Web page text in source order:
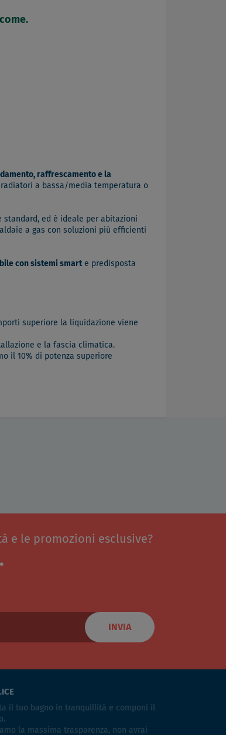
raffrescamento e la
a bassa/media temperatura o
standard, ed è ideale per abitazioni
a gas con soluzioni più efficienti
con sistemi smarte predisposta
superiore la liquidazione viene
e la fascia climatica.
il 10% di potenza superiore
e le promozioni esclusive?
INVIA
il tuo bagno in tranquillità e componi il
la massima trasparenza, non avrai